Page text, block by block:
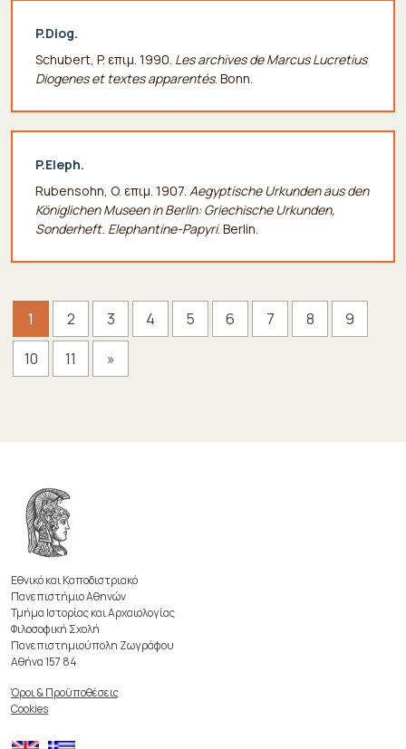
P.Diog.
Schubert, P. επιμ. 1990. Les archives de Marcus Lucretius
Diogenes et textes apparentés. Bonn.
P.Eleph.
Rubensohn, O. επιμ. 1907. Aegyptische Urkunden aus den
Königlichen Museen in Berlin: Griechische Urkunden,
Sonderheft. Elephantine-Papyri. Berlin.
1 2 3 4 5 6 7 8
9
10
11 »
Εθνικό και Καποδιστριακό
Πανεπιστήμιο Αθηνών
Τμήμα Ιστορίας και Αρχαιολογίας
Φιλοσοφική Σχολή
Πανεπιστημιούπολη Ζωγράφου
Αθήνα 157 84
Όροι & Προϋποθέσεις
Cookies